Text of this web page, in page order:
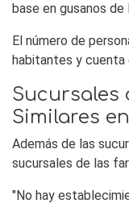
base en gusanos de
El número de
habitantes y cuenta
Sucursales
Similares
Además de las
sucursales de las
"No hay